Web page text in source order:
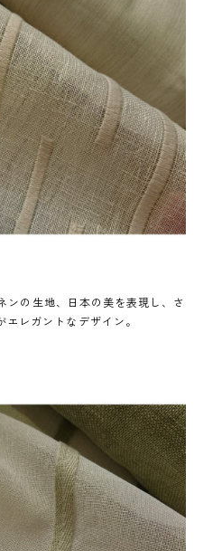
ンの生地、日本の美を表現し、さ
レガントなデザイン。